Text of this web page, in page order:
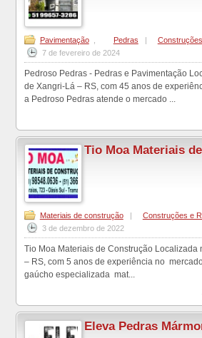
Pavimentação Pedras |
7 de fevereiro de 2024
Pedroso Pedras - Pedras e Pavimentação
de Xangri-Lá – RS, com 45 anos de
a Pedroso Pedras atende o mercado ...
Tio Moa Materiais
Materiais de construção | Construções e
3 de dezembro de 2022
Tio Moa Materiais de Construção Localizada
– RS, com 5 anos de experiência no
gaúcho especializada mat...
Eleva Pedras